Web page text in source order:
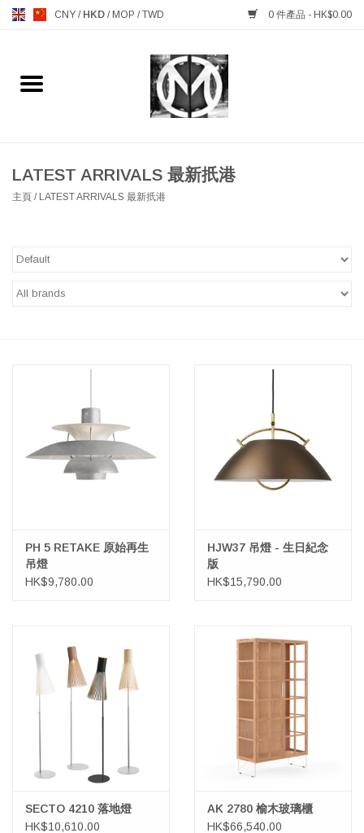
CNY / HKD / MOP /TWD 0 件產品 - HK$0.00
主頁
MANKS ANTIQUES 古董
TABLEWARE 餐具
HEALTHY LIVING 健康家居
LATEST ARRIVALS 最新扺港
MATER 系列
新斯堪的納維亞餐具角 @ MANKS
STORIES 故事
LATEST ARRIVALS 最新扺港
主頁 / LATEST ARRIVALS 最新扺港
PH 5 RETAKE 原始再生
吊燈
HK$9,780.00
HJW37 吊燈 - 生日紀念
版
HK$15,790.00
SECTO 4210 落地燈
HK$10,610.00
AK 2780 榆木玻璃櫃
HK$66,540.00